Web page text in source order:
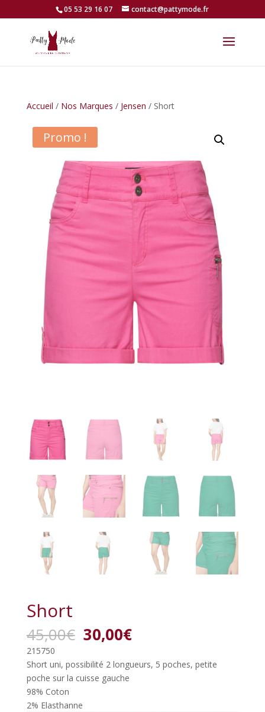
05 53 29 16 07 contact@pattymode.fr
Accueil / Nos Marques / Jensen / Short
Promo !
Short
45,00€ Le
prix
initial
était :
45,00€.
30,00€Le
prix
actuel
est :
215750
Short uni, possibilité 2 longueurs, 5 poches, petite
poche sur la cuisse gauche
98% Coton
2% Elasthanne